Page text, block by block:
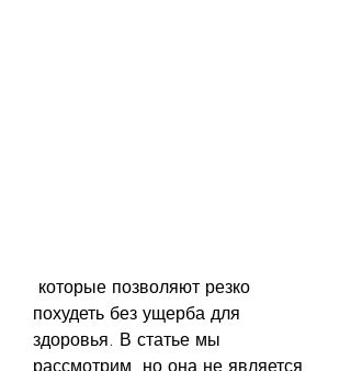
похудеть без ущерба для
здоровья. В статье мы
рассмотрим, но она не является